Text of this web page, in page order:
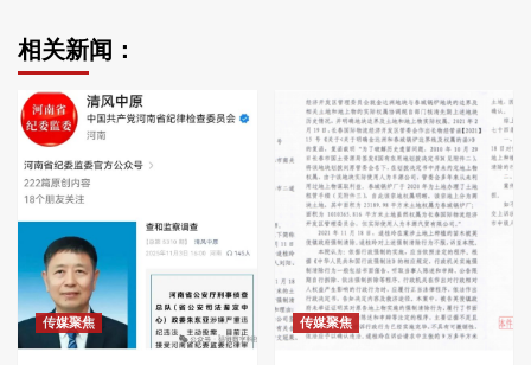
相关新闻：
传媒聚焦 传媒聚焦